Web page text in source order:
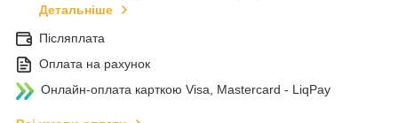
Детальніше
Післяплата
Оплата на рахунок
Онлайн-оплата карткою Visa, Mastercard - LiqPay